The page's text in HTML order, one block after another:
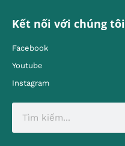
Kết nối với chúng tôi
Facebook
Youtube
Instagram